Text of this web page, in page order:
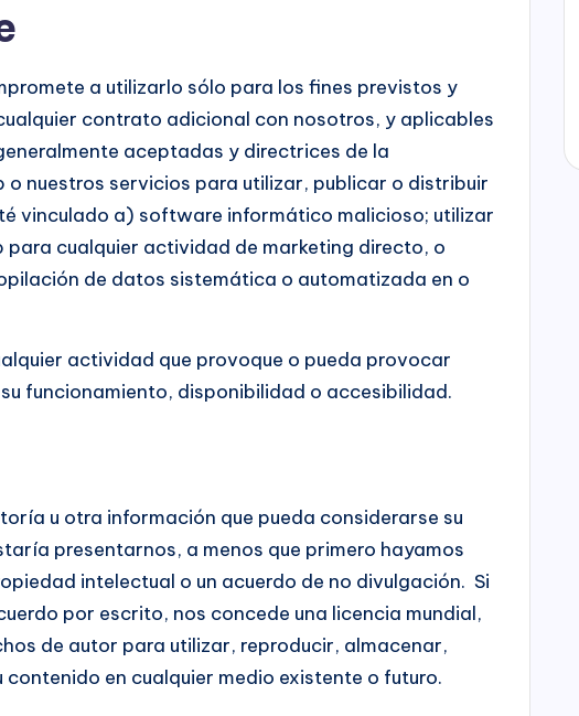
a utilizarlo sólo para los fines previstos y
contrato adicional con nosotros, y aplicables
aceptadas y directrices de la
o nuestros servicios para utilizar, publicar o distribuir
vinculado a) software informático malicioso; utilizar
cualquier actividad de marketing directo, o
de datos sistemática o automatizada en o
actividad que provoque o pueda provocar
funcionamiento, disponibilidad o accesibilidad.
u otra información que pueda considerarse su
presentarnos, a menos que primero hayamos
intelectual o un acuerdo de no divulgación. Si
por escrito, nos concede una licencia mundial,
de autor para utilizar, reproducir, almacenar,
en cualquier medio existente o futuro.